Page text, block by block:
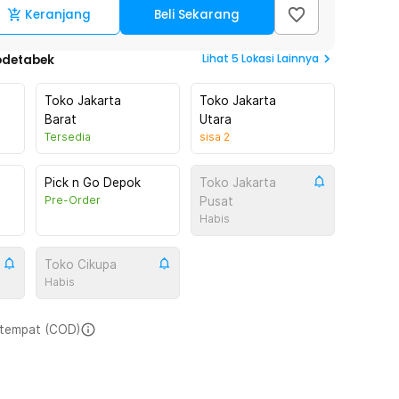
Keranjang Beli Sekarang
Lihat 5 Lokasi Lainnya
Toko Jakarta
Barat
Tersedia
Toko Jakarta
Utara
sisa 2
Pick n Go Depok
Pre-Order
Toko Jakarta
Pusat
Habis
Toko Cikupa
Habis
(COD)